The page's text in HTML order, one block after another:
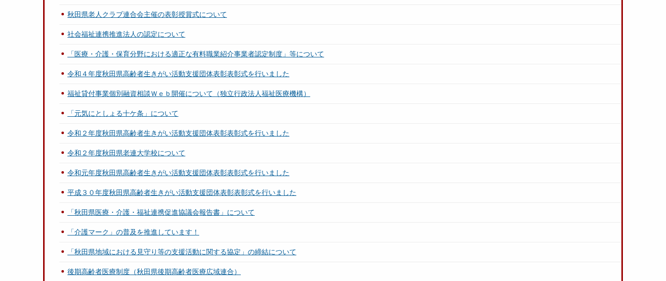
秋田県老人クラブ連合会主催の表彰授賞式について
社会福祉連携推進法人の認定について
「医療・介護・保育分野における適正な有料職業紹介事業者認定制度」等について
令和４年度秋田県高齢者生きがい活動支援団体表彰表彰式を行いました
福祉貸付事業個別融資相談Ｗｅｂ開催について（独立行政法人福祉医療機構）
「元気にとしょる十ケ条」について
令和２年度秋田県高齢者生きがい活動支援団体表彰表彰式を行いました
令和２年度秋田県老連大学校について
令和元年度秋田県高齢者生きがい活動支援団体表彰表彰式を行いました
平成３０年度秋田県高齢者生きがい活動支援団体表彰表彰式を行いました
「秋田県医療・介護・福祉連携促進協議会報告書」について
「介護マーク」の普及を推進しています！
「秋田県地域における見守り等の支援活動に関する協定」の締結について
後期高齢者医療制度（秋田県後期高齢者医療広域連合）